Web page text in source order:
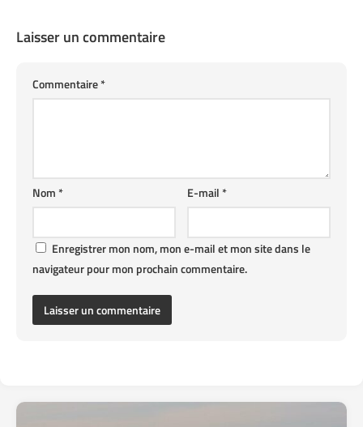
Laisser un commentaire
Commentaire*
E-mail*
Nom*
Enregistrer mon nom, mon e-mail et mon site dans le
navigateur pour mon prochain commentaire.